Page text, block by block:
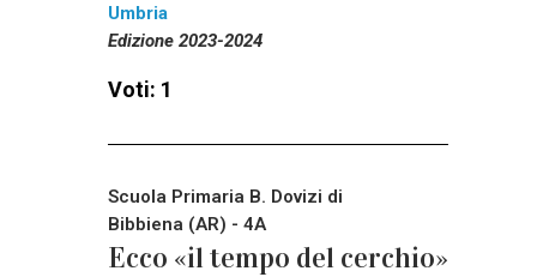
Umbria
Edizione 2023-2024
Voti: 1
Scuola Primaria B. Dovizi di
Bibbiena (AR) - 4A
Ecco «il tempo del cerchio»